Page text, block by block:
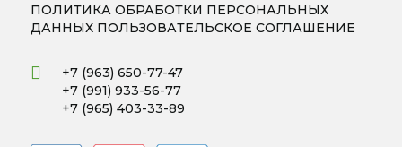
ПОЛИТИКА ОБРАБОТКИ ПЕРСОНАЛЬНЫХ
ДАННЫХ ПОЛЬЗОВАТЕЛЬСКОЕ СОГЛАШЕНИЕ
+7 (963) 650-77-47
+7 (991) 933-56-77
+7 (965) 403-33-89